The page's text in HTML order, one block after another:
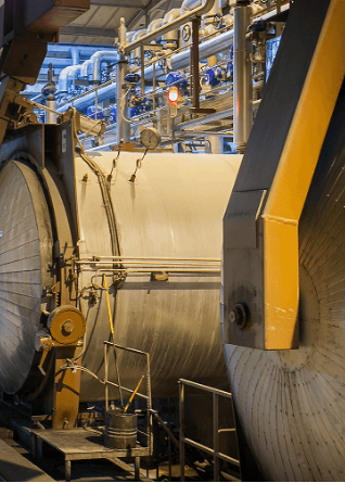
БЛОГИ
TECHNO
CRITICAL
НАДРА
ПРО